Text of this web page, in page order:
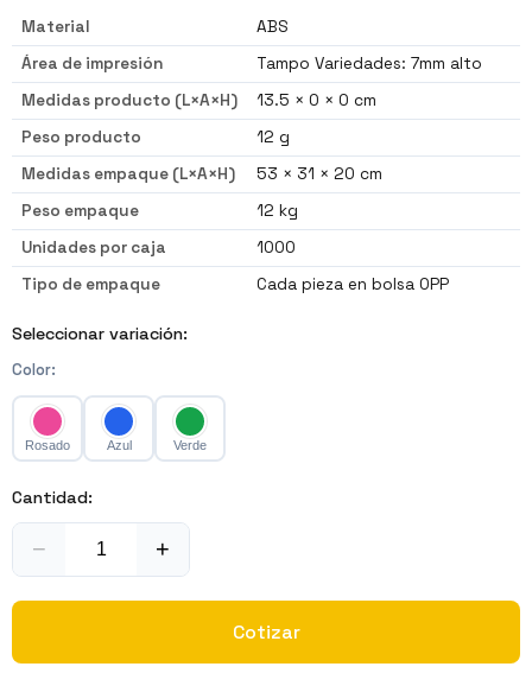
Material
ABS
Área de impresión
Tampo Variedades: 7mm alto
Medidas producto (L×A×H)
13.5 × 0 × 0 cm
Peso producto
12 g
Medidas empaque (L×A×H)
53 × 31 × 20 cm
Peso empaque
12 kg
Unidades por caja
1000
Tipo de empaque
Cada pieza en bolsa OPP
Seleccionar variación:
Color:
Rosado Azul Verde
Cantidad:
− +
Cotizar